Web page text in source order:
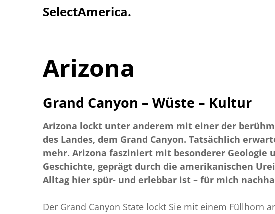
SelectAmerica.
Arizona
Grand Canyon – Wüste – Kultur
Arizona lockt unter anderem mit einer der
des Landes, dem Grand Canyon. Tatsächlich
mehr. Arizona fasziniert mit besonderer Geologie
Geschichte, geprägt durch die amerikanischen
Alltag hier spür- und erlebbar ist – für mich
Der Grand Canyon State lockt Sie mit einem Füllhorn